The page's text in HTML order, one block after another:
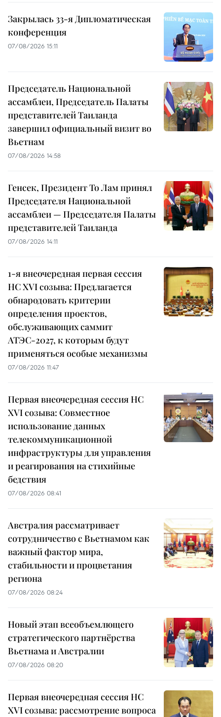
Закрылась 33-я Дипломатическая
конференция
07/08/2026 15:11
Председатель Национальной
ассамблеи, Председатель Палаты
представителей Таиланда
завершил официальный визит во
Вьетнам
07/08/2026 14:58
Генсек, Президент То Лам принял
Председателя Национальной
ассамблеи — Председателя Палаты
представителей Таиланда
07/08/2026 14:11
1-я внеочередная первая сессия
НС XVI созыва: Предлагается
обнародовать критерии
определения проектов,
обслуживающих саммит
АТЭС-2027, к которым будут
применяться особые механизмы
07/08/2026 11:47
Первая внеочередная сессия НС
XVI созыва: Совместное
использование данных
телекоммуникационной
инфраструктуры для управления
и реагирования на стихийные
бедствия
07/08/2026 08:41
Австралия рассматривает
сотрудничество с Вьетнамом как
важный фактор мира,
стабильности и процветания
региона
07/08/2026 08:24
Новый этап всеобъемлющего
стратегического партнёрства
Вьетнама и Австралии
07/08/2026 08:20
Первая внеочередная сессия НС
XVI созыва: рассмотрение вопроса